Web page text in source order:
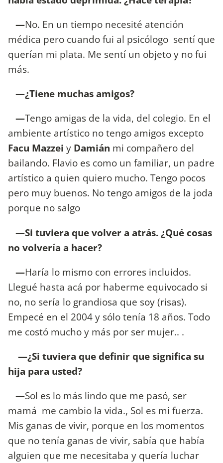
—No. En un tiempo necesité atención
médica pero cuando fui al psicólogo sentí que
querían mi plata. Me sentí un objeto y no fui
más.
—¿Tiene muchas amigos?
—Tengo amigas de la vida, del colegio. En el
ambiente artístico no tengo amigos excepto
Facu Mazzei y Damián mi compañero del
bailando. Flavio es como un familiar, un padre
artístico a quien quiero mucho. Tengo pocos
pero muy buenos. No tengo amigos de la joda
porque no salgo
—Si tuviera que volver a atrás. ¿Qué cosas
no volvería a hacer?
—Haría lo mismo con errores incluidos.
Llegué hasta acá por haberme equivocado si
no, no sería lo grandiosa que soy (risas).
Empecé en el 2004 y sólo tenía 18 años. Todo
me costó mucho y más por ser mujer.. .
—¿Si tuviera que definir que significa su
hija para usted?
—Sol es lo más lindo que me pasó, ser
mamá me cambio la vida., Sol es mi fuerza.
Mis ganas de vivir, porque en los momentos
que no tenía ganas de vivir, sabía que había
alguien que me necesitaba y quería luchar